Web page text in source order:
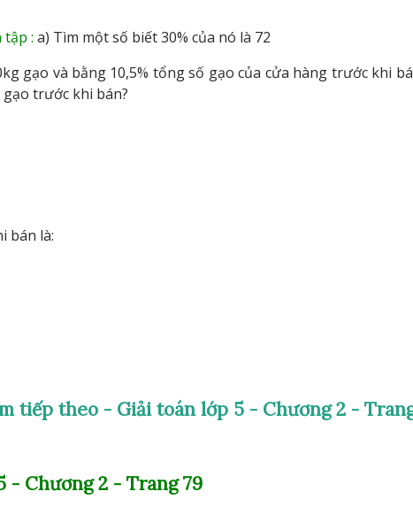
tập : a) Tìm một số biết 30% của nó là 72
gạo và bằng 10,5% tổng số gạo của cửa hàng trước khi
trước khi bán?
bán là:
tiếp theo - Giải toán lớp 5 - Chương 2 -
- Chương 2 - Trang 79